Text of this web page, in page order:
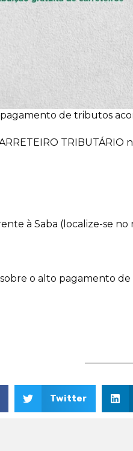
de tributos
TRIBUTÁRIO
à Saba (localize-se no
o alto pagamento
Twitter